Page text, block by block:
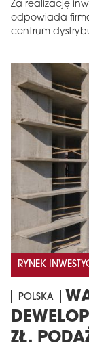
Za realizację
odpowiada
centrum
RYNEK
POLSKA
ZŁ.
Wydanie
CZERWIEC